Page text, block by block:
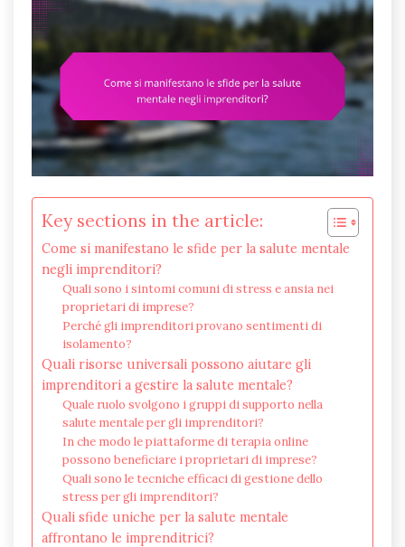
Key sections in the article:
Come si manifestano le sfide per la salute mentale
negli imprenditori?
Quali sono i sintomi comuni di stress e ansia nei
proprietari di imprese?
Perché gli imprenditori provano sentimenti di
isolamento?
Quali risorse universali possono aiutare gli
imprenditori a gestire la salute mentale?
Quale ruolo svolgono i gruppi di supporto nella
salute mentale per gli imprenditori?
In che modo le piattaforme di terapia online
possono beneficiare i proprietari di imprese?
Quali sono le tecniche efficaci di gestione dello
stress per gli imprenditori?
Quali sfide uniche per la salute mentale
affrontano le imprenditrici?